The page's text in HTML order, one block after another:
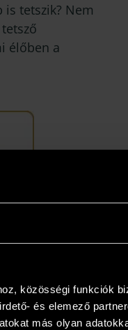
közösségi funkciók
és elemező
más olyan
is tetszik? Nem
élőben a